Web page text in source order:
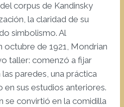
corpus de Kandinsky
la claridad de su
simbolismo. Al
octubre de 1921, Mondrian
taller: comenzó a fijar
paredes, una práctica
en sus estudios anteriores.
se convirtió en la comidilla